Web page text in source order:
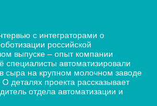
с интеграторами о
российской
выпуске – опыт компании
специалисты автоматизировали
сыра на крупном молочном заводе
деталях проекта рассказывает
отдела автоматизации и